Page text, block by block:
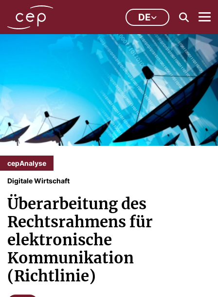
DE
cepAnalyse
Digitale Wirtschaft
Überarbeitung des
Rechtsrahmens für
elektronische
Kommunikation
(Richtlinie)